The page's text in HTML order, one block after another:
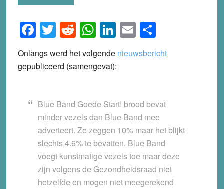
Facebook
Twitter
Reddit
WhatsApp
LinkedIn
EmailShare
Onlangs werd het volgende nieuwsbericht
gepubliceerd (samengevat):
Blue Band Goede Start! brood bevat
minder vezels dan Blue Band mee
adverteert. Ze zeggen 10% maar het blijkt
slechts 4.6% te bevatten. Blue Band
voegt kunstmatige vezels toe maar deze
zijn volgens de Gezondheidsraad niet
hetzelfde en mogen niet meegerekend